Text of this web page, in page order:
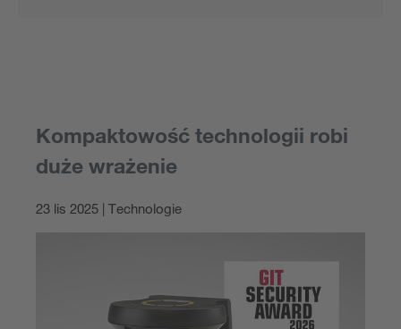
Kompaktowość technologii robi
duże wrażenie
23 lis 2025 | Technologie